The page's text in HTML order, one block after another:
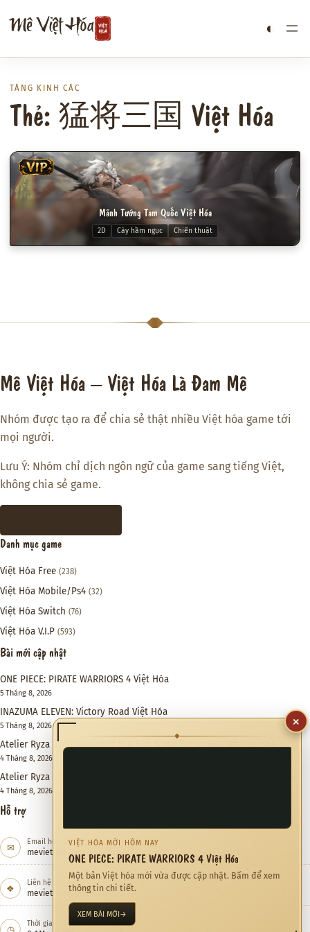
đến
nội
dung
Mê Việt Hóa ◐
TÀNG KINH CÁC
Thẻ: 猛将三国 Việt Hóa
VIP
Mãnh Tướng Tam Quốc Việt Hóa
2D Cày hầm ngục Chiến thuật
Mê Việt Hóa – Việt Hóa Là Đam Mê
Nhóm được tạo ra để chia sẻ thật nhiều Việt hóa game tới
mọi người.
Lưu Ý: Nhóm chỉ dịch ngôn ngữ của game sang tiếng Việt,
không chia sẻ game.
Danh mục game
Việt Hóa Free (238)
Việt Hóa Mobile/Ps4 (32)
Việt Hóa Switch (76)
Việt Hóa V.I.P (593)
Bài mới cập nhật
ONE PIECE: PIRATE WARRIORS 4 Việt Hóa
5 Tháng 8, 2026
INAZUMA ELEVEN: Victory Road Việt Hóa
5 Tháng 8, 2026
Atelier Ryza 3: Alchemist of the End & the Secret Key DX Việt Hóa
4 Tháng 8, 2026
Atelier Ryza 2: Lost Legends & the Secret Fairy DX Việt Hóa
4 Tháng 8, 2026
Hỗ trợ
✉ Email hỗ trợ
meviethoa@gmail.com
❖ Liên hệ hợp tác
meviethoa@gmail.com
◷ Thời gian hỗ trợ
×
◆
VIỆT HÓA MỚI HÔM NAY
ONE PIECE: PIRATE WARRIORS 4 Việt Hóa
Một bản Việt hóa mới vừa được cập nhật. Bấm để xem
thông tin chi tiết.
XEM BÀI MỚI→